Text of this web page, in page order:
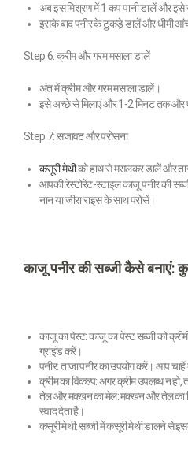
अब इस मिश्रण में 1 कप पानी डालें और
इसके बाद पनीर के टुकड़े डालें और धीमी
Step 6: क्रीम और गरम मसाला डालें
अंत में क्रीम और गरम मसाला डालें।
इसे अच्छे से मिलाएं और 1-2 मिनट तक और
Step 7: सजावट और परोसना
कसूरी मेथीको हाथ से मसलकर डालें और
आपकी रेस्टोरेंट-स्टाइल काजू पनीर की
नान या जीरा राइस के साथ परोसें।
काजू पनीर की सब्जी कैसे बनाएं:
काजू का पेस्ट: काजू का पेस्ट सब्जी को
ग्राइंड करें।
पनीर: ताजा पनीर का उपयोग करें। आप
क्रीम का विकल्प: अगर क्रीम उपलब्ध न हो,
तेल और मक्खन का मेल: मक्खन और तेल का
स्वाद देता है।
कसूरी मेथी: सब्जी में कसूरी मेथी डालने से